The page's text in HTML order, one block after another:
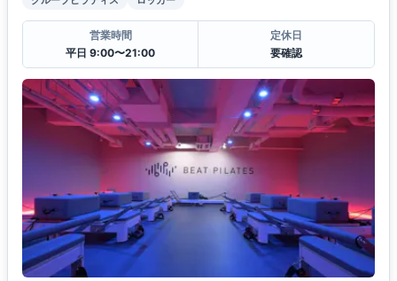
営業時間
平日 9:00〜21:00
定休日
要確認